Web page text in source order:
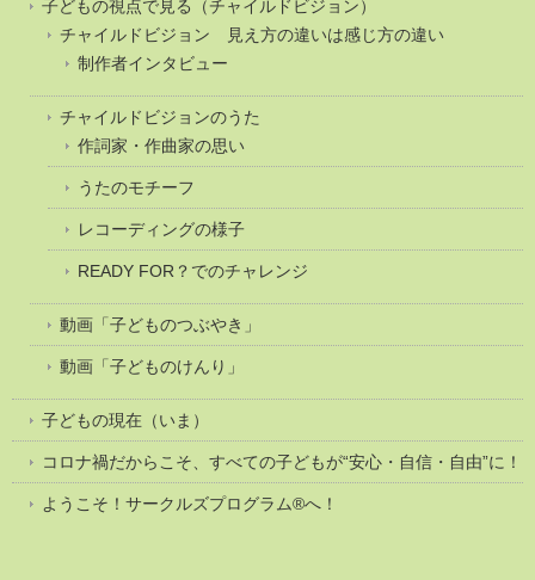
子どもの視点で見る（チャイルドビジョン）
チャイルドビジョン 見え方の違いは感じ方の違い
制作者インタビュー
チャイルドビジョンのうた
作詞家・作曲家の思い
うたのモチーフ
レコーディングの様子
READY FOR？でのチャレンジ
動画「子どものつぶやき」
動画「子どものけんり」
子どもの現在（いま）
コロナ禍だからこそ、すべての子どもが“安心・自信・自由”に！
ようこそ！サークルズプログラム®へ！